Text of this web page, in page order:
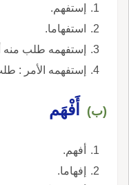
إستفهم.
استفهاما.
إستفهمه طلب منه
إستفهمه الأمر :
(ب) أَفْهَم
أفهم.
إفهاما.